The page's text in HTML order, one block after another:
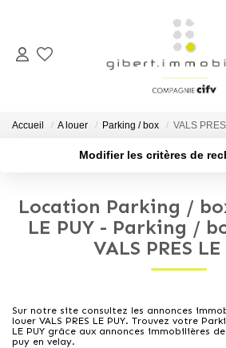
ACHETER
Maisons
Parkings
Immeubles
Terrains
LOUER
Accueil A louer Parking / box VALS
Modifier les critères de
Sélectionnez...
Type de bien
Nb
Location Parking /
LE PUY - Parking /
VALS PRES
Sur notre site consultez les annonces
louer VALS PRES LE PUY. Trouvez votre
LE PUY grâce aux annonces immobilières
puy en velay.